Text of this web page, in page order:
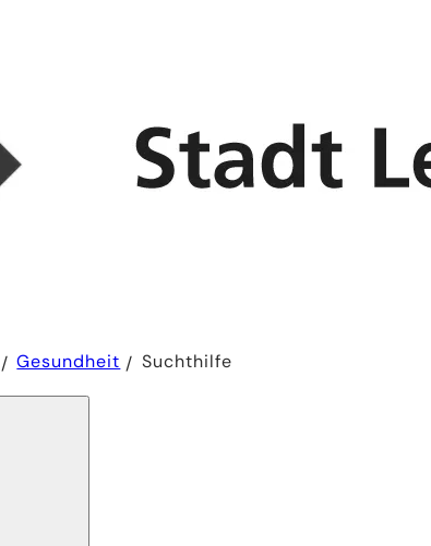
Gesundheit Suchthilfe